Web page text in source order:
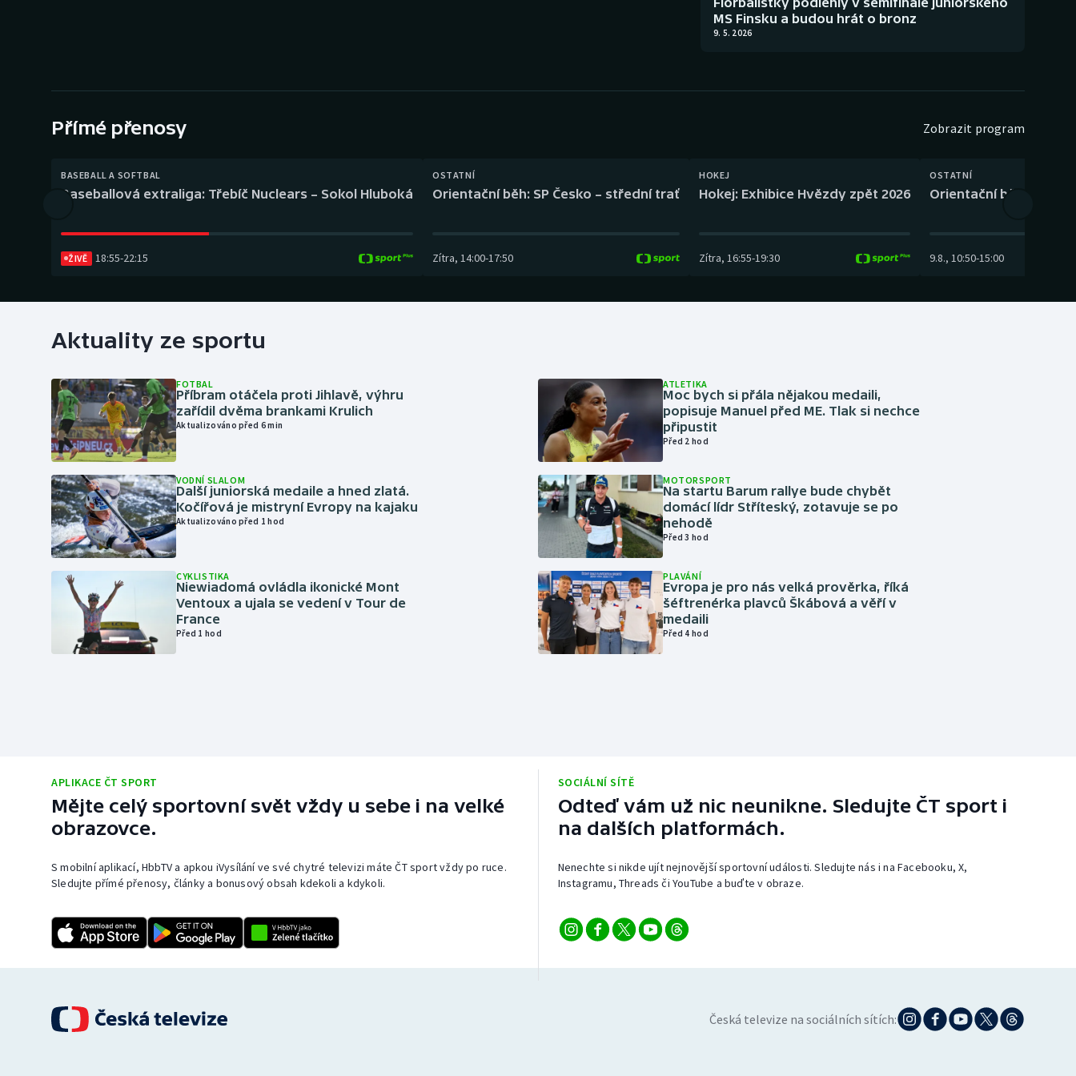
Gymnastika Plážový volejbal
MS Finsku a budou hrát o bronz
9. 5. 2026
Přímé přenosy Zobrazit program
BASEBALL A SOFTBAL
Baseballová extraliga: Třebíč Nuclears – Sokol Hluboká
ŽIVĚ 18:55-22:15
OSTATNÍ
Orientační běh: SP Česko – střední trať
Zítra, 14:00-17:50
HOKEJ
Hokej: Exhibice Hvězdy zpět 2026
Zítra, 16:55-19:30
OSTATNÍ
Orientační běh: SP
9.8., 10:50-15:00
Aktuality ze sportu
FOTBAL
Příbram otáčela proti Jihlavě, výhru
zařídil dvěma brankami Krulich
Aktualizováno před 6 min
VODNÍ SLALOM
Další juniorská medaile a hned zlatá.
Kočířová je mistryní Evropy na kajaku
Aktualizováno před 1 hod
CYKLISTIKA
Niewiadomá ovládla ikonické Mont
Ventoux a ujala se vedení v Tour de
France
Před 1 hod
ATLETIKA
Moc bych si přála nějakou medaili,
popisuje Manuel před ME. Tlak si nechce
připustit
Před 2 hod
MOTORSPORT
Na startu Barum rallye bude chybět
domácí lídr Stříteský, zotavuje se po
nehodě
Před 3 hod
PLAVÁNÍ
Evropa je pro nás velká prověrka, říká
šéftrenérka plavců Škábová a věří v
medaili
Před 4 hod
APLIKACE ČT SPORT
Mějte celý sportovní svět vždy u sebe i na velké
obrazovce.
S mobilní aplikací, HbbTV a apkou iVysílání ve své chytré televizi máte ČT sport vždy po ruce.
Sledujte přímé přenosy, články a bonusový obsah kdekoli a kdykoli.
SOCIÁLNÍ SÍTĚ
Odteď vám už nic neunikne. Sledujte ČT sport i
na dalších platformách.
Nenechte si nikde ujít nejnovější sportovní události. Sledujte nás i na Facebooku, X,
Instagramu, Threads či YouTube a buďte v obraze.
Česká televize na sociálních sítích: